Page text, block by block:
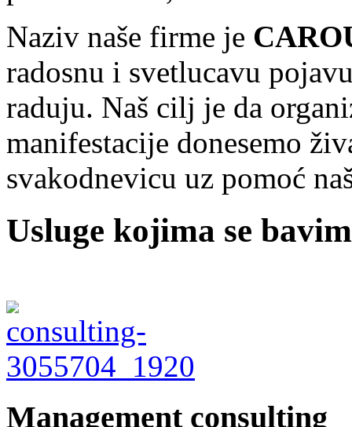
Naziv naše firme je
radosnu i svetlucavu
raduju. Naš cilj je da
manifestacije donesemo
svakodnevicu uz pomoć
Usluge kojima se
Management consulting